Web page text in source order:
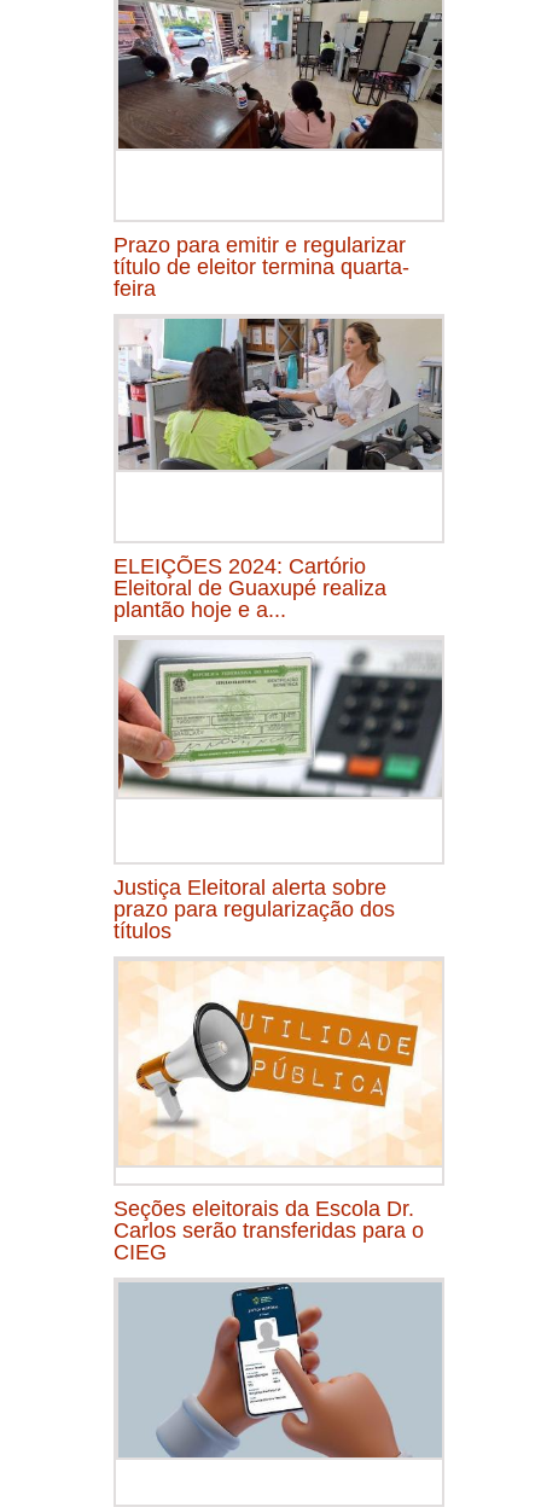
Prazo para emitir e regularizar
título de eleitor termina quarta-
feira
ELEIÇÕES 2024: Cartório
Eleitoral de Guaxupé realiza
plantão hoje e a...
Justiça Eleitoral alerta sobre
prazo para regularização dos
títulos
Seções eleitorais da Escola Dr.
Carlos serão transferidas para o
CIEG